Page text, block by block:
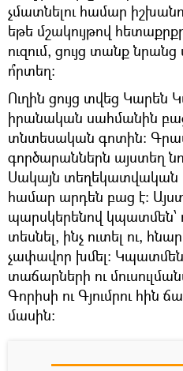
չմատնելու համար
եթե մշակույթով
ուզում, ցույց տանք նրանց
ո՞րտեղ։
Ուղին ցույց տվեց
իրանական սահմանին
տնտեսական գոտին։
գործարաններն այստեղ
Սակայն տեղեկատվական
համար արդեն բաց է։
պարսկերենով կպատմեն՝
տեսնել, ինչ ուտել ու,
չափավոր խմել։
տաճարների ու
Գորիսի ու Գյումրու հին
մասին։